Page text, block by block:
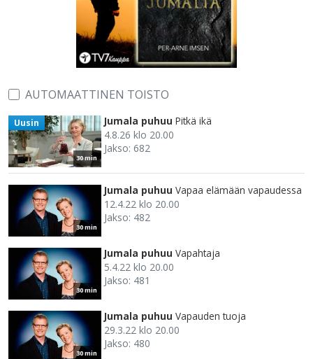
AUTOMAATTINEN TOISTO
30 min
Uusin Jumala puhuu Pitkä ikä
4.8.26 klo 20.00
Jakso: 682
30 min
Jumala puhuu Vapaa elämään vapaudessa
12.4.22 klo 20.00
Jakso: 482
30 min
Jumala puhuu Vapahtaja
5.4.22 klo 20.00
Jakso: 481
30 min
Jumala puhuu Vapauden tuoja
29.3.22 klo 20.00
Jakso: 480